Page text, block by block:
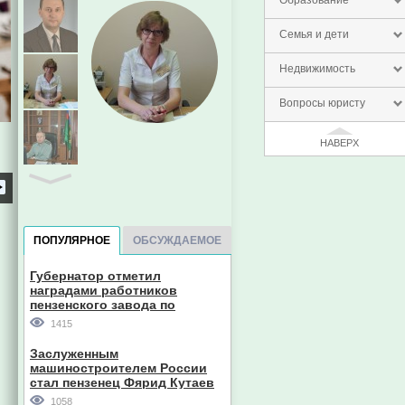
Семья и дети
Недвижимость
Вопросы юристу
НАВЕРХ
Пензенской области
ПОПУЛЯРНОЕ ОБСУЖДАЕМОЕ
Губернатор отметил
наградами работников
пензенского завода по
производству станков
1415
Заслуженным
машиностроителем России
стал пензенец Фярид Кутаев
1058